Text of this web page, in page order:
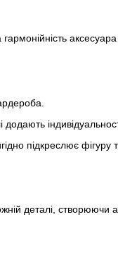
підкреслює фігуру
деталі, створюючи